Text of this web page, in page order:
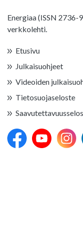
Energiaa (ISSN
verkkolehti.
Etusivu
Julkaisuohjeet
Videoiden
Tietosuojaseloste